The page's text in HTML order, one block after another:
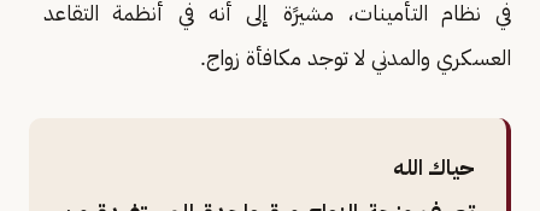
في نظام التأمينات، مشيرًة إلى أنه في أنظمة التقاعد
العسكري والمدني لا توجد مكافأة زواج.
حياك الله